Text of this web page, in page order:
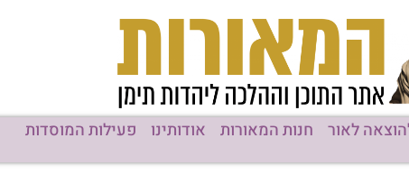
לאור חנות המאורות אודותינו פעילות המוסדות